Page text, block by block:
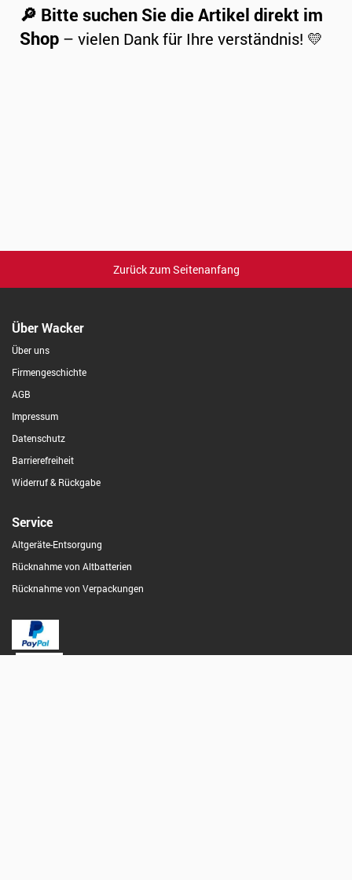
🔎 Bitte suchen Sie die Artikel direkt im
Shop – vielen Dank für Ihre verständnis! 💛
Zurück zum Seitenanfang
Über Wacker
Über uns
Firmengeschichte
AGB
Impressum
Datenschutz
Barrierefreiheit
Widerruf & Rückgabe
Service
Altgeräte-Entsorgung
Rücknahme von Altbatterien
Rücknahme von Verpackungen